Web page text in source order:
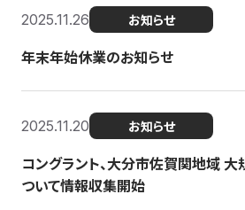
2025.11.26 お知らせ
年末年始休業のお知らせ
2025.11.20 お知らせ
コングラント、大分市佐賀関地域
ついて情報収集開始